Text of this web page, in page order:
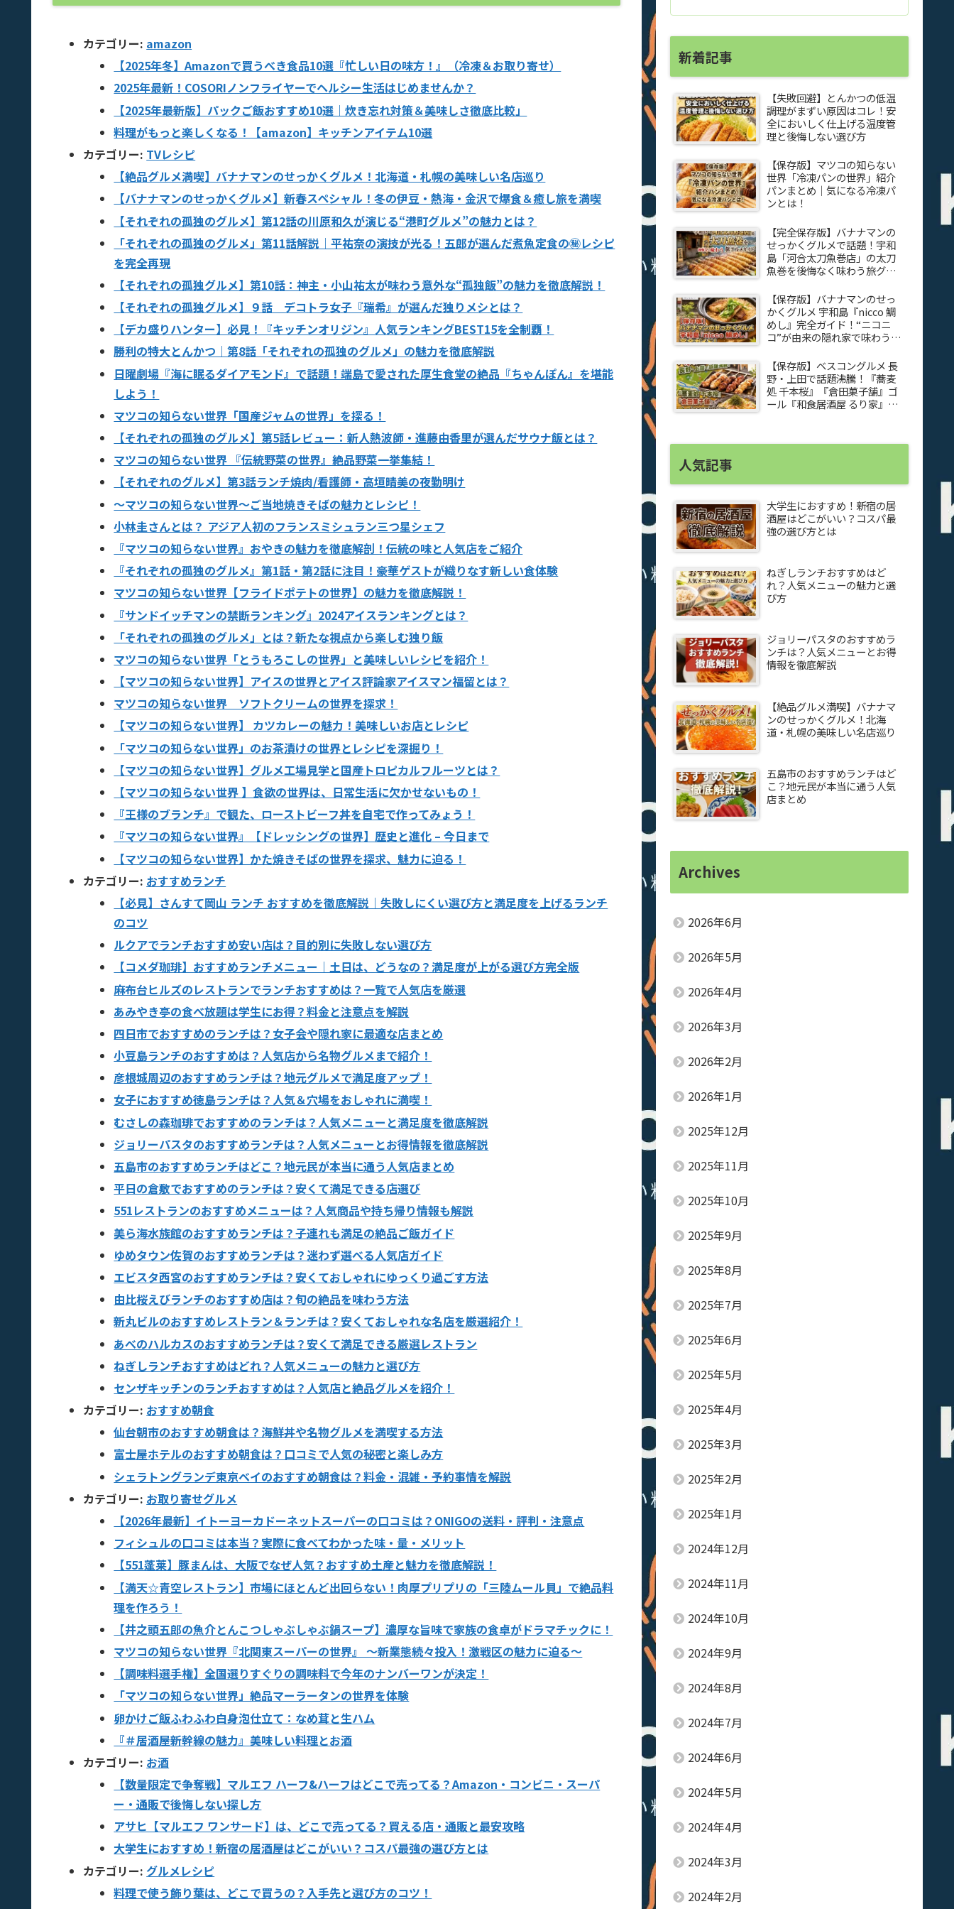
カテゴリー: amazon
【2025年冬】Amazonで買うべき食品10選『忙しい日の味方！』（冷凍＆お取り寄せ）
2025年最新！COSORIノンフライヤーでヘルシー生活はじめませんか？
【2025年最新版】パックご飯おすすめ10選｜炊き忘れ対策＆美味しさ徹底比較」
料理がもっと楽しくなる！【amazon】キッチンアイテム10選
カテゴリー: TVレシピ
【絶品グルメ満喫】バナナマンのせっかくグルメ！北海道・札幌の美味しい名店巡り
【バナナマンのせっかくグルメ】新春スペシャル！冬の伊豆・熱海・金沢で爆食＆癒し旅を満喫
【それぞれの孤独のグルメ】第12話の川原和久が演じる“港町グルメ”の魅力とは？
「それぞれの孤独のグルメ」第11話解説｜平祐奈の演技が光る！五郎が選んだ煮魚定食の㊙️レシピ
を完全再現
【それぞれの孤独グルメ】第10話：神主・小山祐太が味わう意外な“孤独飯”の魅力を徹底解説！
【それぞれの孤独グルメ】９話 デコトラ女子『瑞希』が選んだ独りメシとは？
【デカ盛りハンター】必見！『キッチンオリジン』人気ランキングBEST15を全制覇！
勝利の特大とんかつ｜第8話「それぞれの孤独のグルメ」の魅力を徹底解説
日曜劇場『海に眠るダイアモンド』で話題！端島で愛された厚生食堂の絶品『ちゃんぽん』を堪能
しよう！
マツコの知らない世界「国産ジャムの世界」を探る！
【それぞれの孤独のグルメ】第5話レビュー：新人熱波師・進藤由香里が選んだサウナ飯とは？
マツコの知らない世界 『伝統野菜の世界』絶品野菜一挙集結！
【それぞれのグルメ】第3話ランチ焼肉/看護師・高垣晴美の夜勤明け
〜マツコの知らない世界〜ご当地焼きそばの魅力とレシピ！
小林圭さんとは？ アジア人初のフランスミシュラン三つ星シェフ
『マツコの知らない世界』おやきの魅力を徹底解剖！伝統の味と人気店をご紹介
『それぞれの孤独のグルメ』第1話・第2話に注目！豪華ゲストが織りなす新しい食体験
マツコの知らない世界【フライドポテトの世界】の魅力を徹底解説！
『サンドイッチマンの禁断ランキング』2024アイスランキングとは？
「それぞれの孤独のグルメ」とは？新たな視点から楽しむ独り飯
マツコの知らない世界「とうもろこしの世界」と美味しいレシピを紹介！
【マツコの知らない世界】アイスの世界とアイス評論家アイスマン福留とは？
マツコの知らない世界 ソフトクリームの世界を探求！
【マツコの知らない世界】 カツカレーの魅力！美味しいお店とレシピ
「マツコの知らない世界」のお茶漬けの世界とレシピを深掘り！
【マツコの知らない世界】グルメ工場見学と国産トロピカルフルーツとは？
【マツコの知らない世界 】食欲の世界は、日常生活に欠かせないもの！
『王様のブランチ』で観た、ローストビーフ丼を自宅で作ってみょう！
『マツコの知らない世界』【ドレッシングの世界】歴史と進化 – 今日まで
【マツコの知らない世界】かた焼きそばの世界を探求、魅力に迫る！
カテゴリー: おすすめランチ
【必見】さんすて岡山 ランチ おすすめを徹底解説｜失敗しにくい選び方と満足度を上げるランチ
のコツ
ルクアでランチおすすめ安い店は？目的別に失敗しない選び方
【コメダ珈琲】おすすめランチメニュー｜土日は、どうなの？満足度が上がる選び方完全版
麻布台ヒルズのレストランでランチおすすめは？一覧で人気店を厳選
あみやき亭の食べ放題は学生にお得？料金と注意点を解説
四日市でおすすめのランチは？女子会や隠れ家に最適な店まとめ
小豆島ランチのおすすめは？人気店から名物グルメまで紹介！
彦根城周辺のおすすめランチは？地元グルメで満足度アップ！
女子におすすめ徳島ランチは？人気＆穴場をおしゃれに満喫！
むさしの森珈琲でおすすめのランチは？人気メニューと満足度を徹底解説
ジョリーパスタのおすすめランチは？人気メニューとお得情報を徹底解説
五島市のおすすめランチはどこ？地元民が本当に通う人気店まとめ
平日の倉敷でおすすめのランチは？安くて満足できる店選び
551レストランのおすすめメニューは？人気商品や持ち帰り情報も解説
美ら海水族館のおすすめランチは？子連れも満足の絶品ご飯ガイド
ゆめタウン佐賀のおすすめランチは？迷わず選べる人気店ガイド
エビスタ西宮のおすすめランチは？安くておしゃれにゆっくり過ごす方法
由比桜えびランチのおすすめ店は？旬の絶品を味わう方法
新丸ビルのおすすめレストラン＆ランチは？安くておしゃれな名店を厳選紹介！
あべのハルカスのおすすめランチは？安くて満足できる厳選レストラン
ねぎしランチおすすめはどれ？人気メニューの魅力と選び方
センザキッチンのランチおすすめは？人気店と絶品グルメを紹介！
カテゴリー: おすすめ朝食
仙台朝市のおすすめ朝食は？海鮮丼や名物グルメを満喫する方法
富士屋ホテルのおすすめ朝食は？口コミで人気の秘密と楽しみ方
シェラトングランデ東京ベイのおすすめ朝食は？料金・混雑・予約事情を解説
カテゴリー: お取り寄せグルメ
【2026年最新】イトーヨーカドーネットスーパーの口コミは？ONIGOの送料・評判・注意点
フィシュルの口コミは本当？実際に食べてわかった味・量・メリット
【551蓬莱】豚まんは、大阪でなぜ人気？おすすめ土産と魅力を徹底解説！
【満天☆青空レストラン】市場にほとんど出回らない！肉厚プリプリの「三陸ムール貝」で絶品料
理を作ろう！
【井之頭五郎の魚介とんこつしゃぶしゃぶ鍋スープ】濃厚な旨味で家族の食卓がドラマチックに！
マツコの知らない世界『北関東スーパーの世界』 ～新業態続々投入！激戦区の魅力に迫る～
【調味料選手権】全国選りすぐりの調味料で今年のナンバーワンが決定！
「マツコの知らない世界」絶品マーラータンの世界を体験
卵かけご飯ふわふわ白身泡仕立て：なめ茸と生ハム
『＃居酒屋新幹線の魅力』美味しい料理とお酒
カテゴリー: お酒
【数量限定で争奪戦】マルエフ ハーフ&ハーフはどこで売ってる？Amazon・コンビニ・スーパ
ー・通販で後悔しない探し方
アサヒ【マルエフ ワンサード】は、どこで売ってる？買える店・通販と最安攻略
大学生におすすめ！新宿の居酒屋はどこがいい？コスパ最強の選び方とは
カテゴリー: グルメレシピ
料理で使う飾り葉は、どこで買うの？入手先と選び方のコツ！
新着記事
【失敗回避】とんかつの低温
調理がまずい原因はコレ！安
全においしく仕上げる温度管
理と後悔しない選び方
【保存版】マツコの知らない
世界「冷凍パンの世界」紹介
パンまとめ｜気になる冷凍パ
ンとは！
【完全保存版】バナナマンの
せっかくグルメで話題！宇和
島「河合太刀魚巻店」の太刀
魚巻を後悔なく味わう旅グル
【保存版】バナナマンのせっ
かくグルメ 宇和島『nicco 鯛
めし』完全ガイド！“ニコニ
コ”が由来の隠れ家で味わう感
【保存版】ベスコングルメ 長
野・上田で話題沸騰！『蕎麦
処 千本桜』『倉田菓子舗』ゴ
ール『和食居酒屋 るり家』焼
人気記事
大学生におすすめ！新宿の居
酒屋はどこがいい？コスパ最
強の選び方とは
ねぎしランチおすすめはど
れ？人気メニューの魅力と選
び方
ジョリーパスタのおすすめラ
ンチは？人気メニューとお得
情報を徹底解説
【絶品グルメ満喫】バナナマ
ンのせっかくグルメ！北海
道・札幌の美味しい名店巡り
五島市のおすすめランチはど
こ？地元民が本当に通う人気
店まとめ
Archives
2026年6月
2026年5月
2026年4月
2026年3月
2026年2月
2026年1月
2025年12月
2025年11月
2025年10月
2025年9月
2025年8月
2025年7月
2025年6月
2025年5月
2025年4月
2025年3月
2025年2月
2025年1月
2024年12月
2024年11月
2024年10月
2024年9月
2024年8月
2024年7月
2024年6月
2024年5月
2024年4月
2024年3月
2024年2月